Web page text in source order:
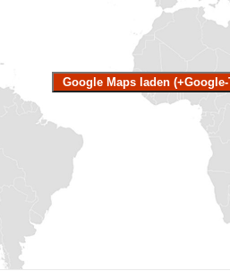
Google Maps laden